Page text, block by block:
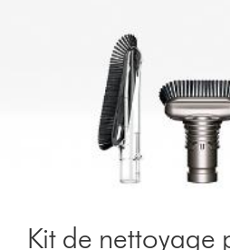
Kit de nettoyage